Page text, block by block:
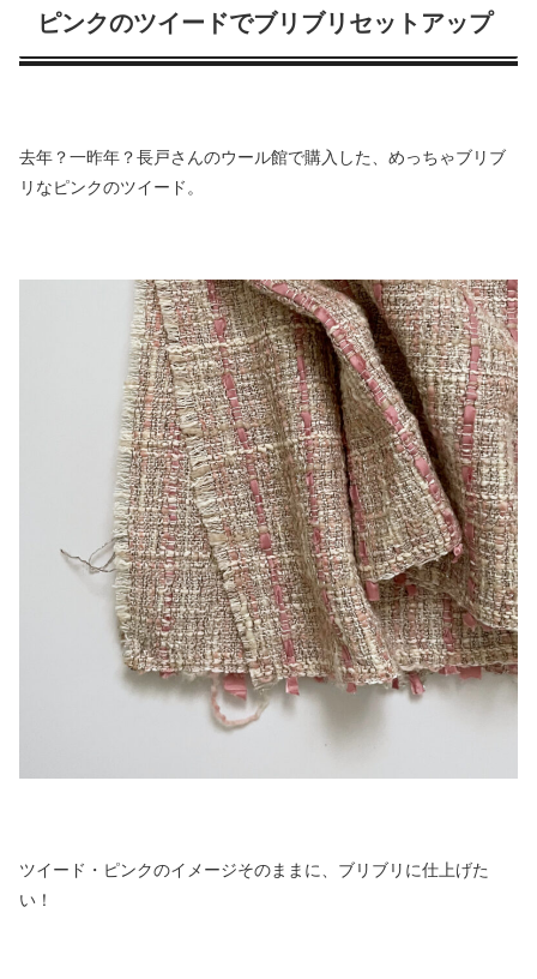
ピンクのツイードでブリブリセットアップ
去年？一昨年？長戸さんのウール館で購入した、めっちゃブリブ
リなピンクのツイード。
ツイード・ピンクのイメージそのままに、ブリブリに仕上げた
い！